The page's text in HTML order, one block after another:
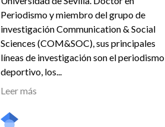
Periodismo y miembro del grupo de
investigación Communication & Social
Sciences (COM&SOC), sus principales
líneas de investigación son el periodismo
deportivo, los...
Leer más